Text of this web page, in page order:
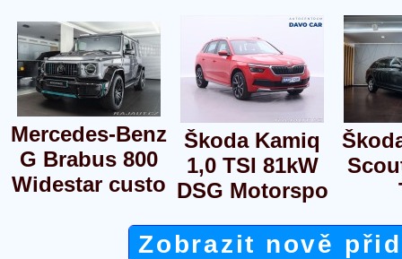
Mercedes-Benz
G Brabus 800
Widestar custo
Škoda Kamiq
1,0 TSI 81kW
DSG Motorspo
Zobrazit nově